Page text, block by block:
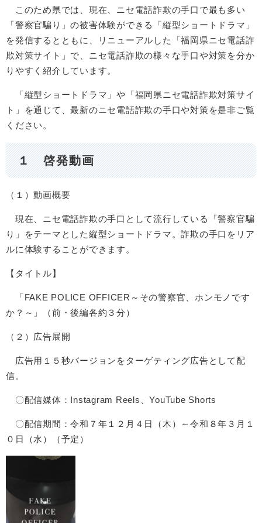
このため県では、現在、ニセ電話詐欺の手口で最も多い
「警察官騙り」の被害体験ができる「縦型ショートドラマ」
を発信するとともに、リニューアルした「福岡県ニセ電話詐
欺対策サイト」で、ニセ電話詐欺の様々な手口や対策を分か
りやすく紹介しています。
「縦型ショートドラマ」や「福岡県ニセ電話詐欺対策サイ
ト」を通じて、最新のニセ電話詐欺の手口や対策を是非ご覧
ください。
１ 啓発動画
（１）動画概要
現在、ニセ電話詐欺の手口として流行している「警察官騙
り」をテーマとした縦型ショートドラマ。詐欺の手口をリア
ルに体験することができます。
【タイトル】
「FAKE POLICE OFFICER～その警察官、ホンモノです
か？～」（前・後編各約３分）
（２）広告展開
広告用１５秒バージョンをターゲティング広告として配
信。
〇配信媒体：Instagram Reels、YouTube Shorts
〇配信期間：令和７年１２月４日（木）～令和８年３月１
０日（水）（予定）